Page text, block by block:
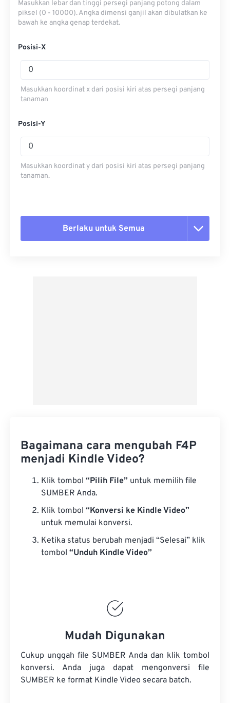
Masukkan lebar dan tinggi persegi panjang potong dalam
piksel (0 - 10000). Angka dimensi ganjil akan dibulatkan ke
bawah ke angka genap terdekat.
Posisi-X
Masukkan koordinat x dari posisi kiri atas persegi panjang
tanaman
Posisi-Y
Masukkan koordinat y dari posisi kiri atas persegi panjang
tanaman.
Berlaku untuk Semua
Bagaimana cara mengubah F4P
menjadi Kindle Video?
Klik tombol “Pilih File” untuk memilih file
SUMBER Anda.
Klik tombol “Konversi ke Kindle Video”
untuk memulai konversi.
Ketika status berubah menjadi “Selesai” klik
tombol “Unduh Kindle Video”
Mudah Digunakan
Cukup unggah file SUMBER Anda dan klik tombol
konversi. Anda juga dapat mengonversi file
SUMBER ke format Kindle Video secara batch.